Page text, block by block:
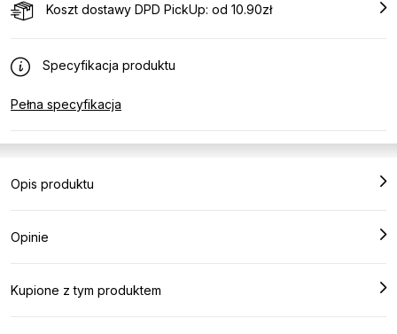
Koszt dostawy DPD PickUp: od 10.90zł
Specyfikacja produktu
Pełna specyfikacja
Opis produktu
Opinie
Kupione z tym produktem